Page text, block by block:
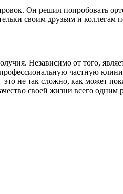
Он решил попробовать
своим друзьям и коллегам
Независимо от того,
частную
не так сложно, как может
своей жизни всего одним